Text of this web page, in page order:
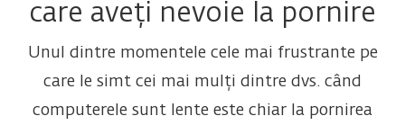
care aveți nevoie la pornire
Unul dintre momentele cele mai frustrante pe
care le simt cei mai mulți dintre dvs. când
computerele sunt lente este chiar la pornirea